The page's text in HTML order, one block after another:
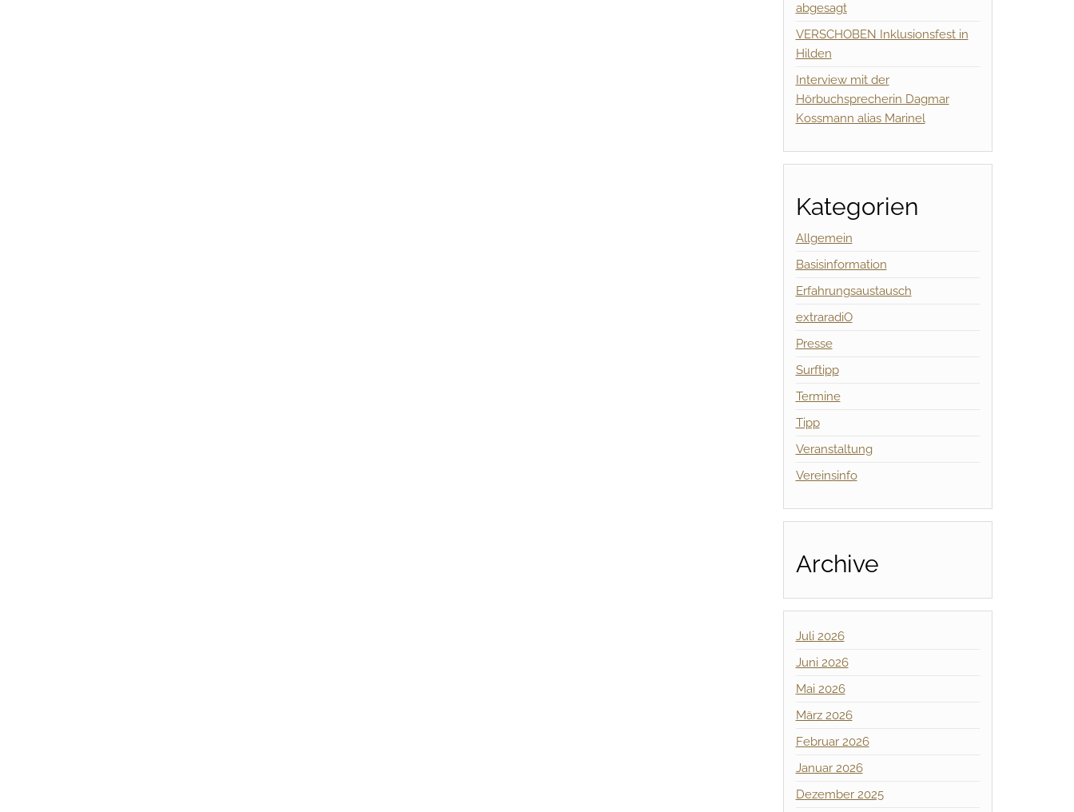
abgesagt
VERSCHOBEN Inklusionsfest in
Hilden
Interview mit der
Hörbuchsprecherin Dagmar
Kossmann alias Marinel
Kategorien
Allgemein
Basisinformation
Erfahrungsaustausch
extraradiO
Presse
Surftipp
Termine
Tipp
Veranstaltung
Vereinsinfo
Archive
Juli 2026
Juni 2026
Mai 2026
März 2026
Februar 2026
Januar 2026
Dezember 2025